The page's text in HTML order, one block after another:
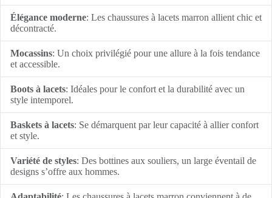
Élégance moderne: Les chaussures à lacets marron allient chic et
décontracté.
Mocassins: Un choix privilégié pour une allure à la fois tendance
et accessible.
Boots à lacets: Idéales pour le confort et la durabilité avec un
style intemporel.
Baskets à lacets: Se démarquent par leur capacité à allier confort
et style.
Variété de styles: Des bottines aux souliers, un large éventail de
designs s’offre aux hommes.